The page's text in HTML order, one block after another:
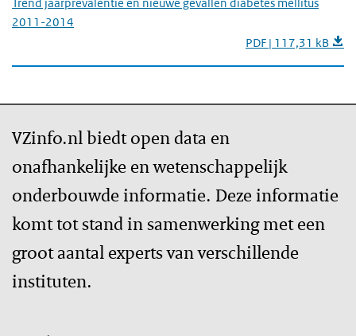
2011-2014
PDF | 117,31 kB
VZinfo.nl biedt open data en
onafhankelijke en wetenschappelijk
onderbouwde informatie. Deze informatie
komt tot stand in samenwerking met een
groot aantal experts van verschillende
instituten.